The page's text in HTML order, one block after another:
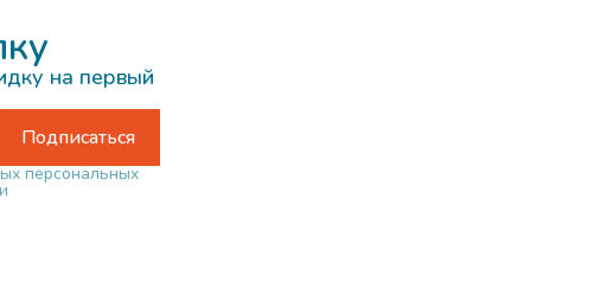
на первый
Подписаться
персональных